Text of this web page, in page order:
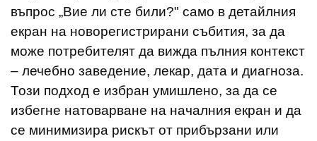
въпрос „Вие ли сте били?" само в детайлния
екран на новорегистрирани събития, за да
може потребителят да вижда пълния контекст
– лечебно заведение, лекар, дата и диагноза.
Този подход е избран умишлено, за да се
избегне натоварване на началния екран и да
се минимизира рискът от прибързани или